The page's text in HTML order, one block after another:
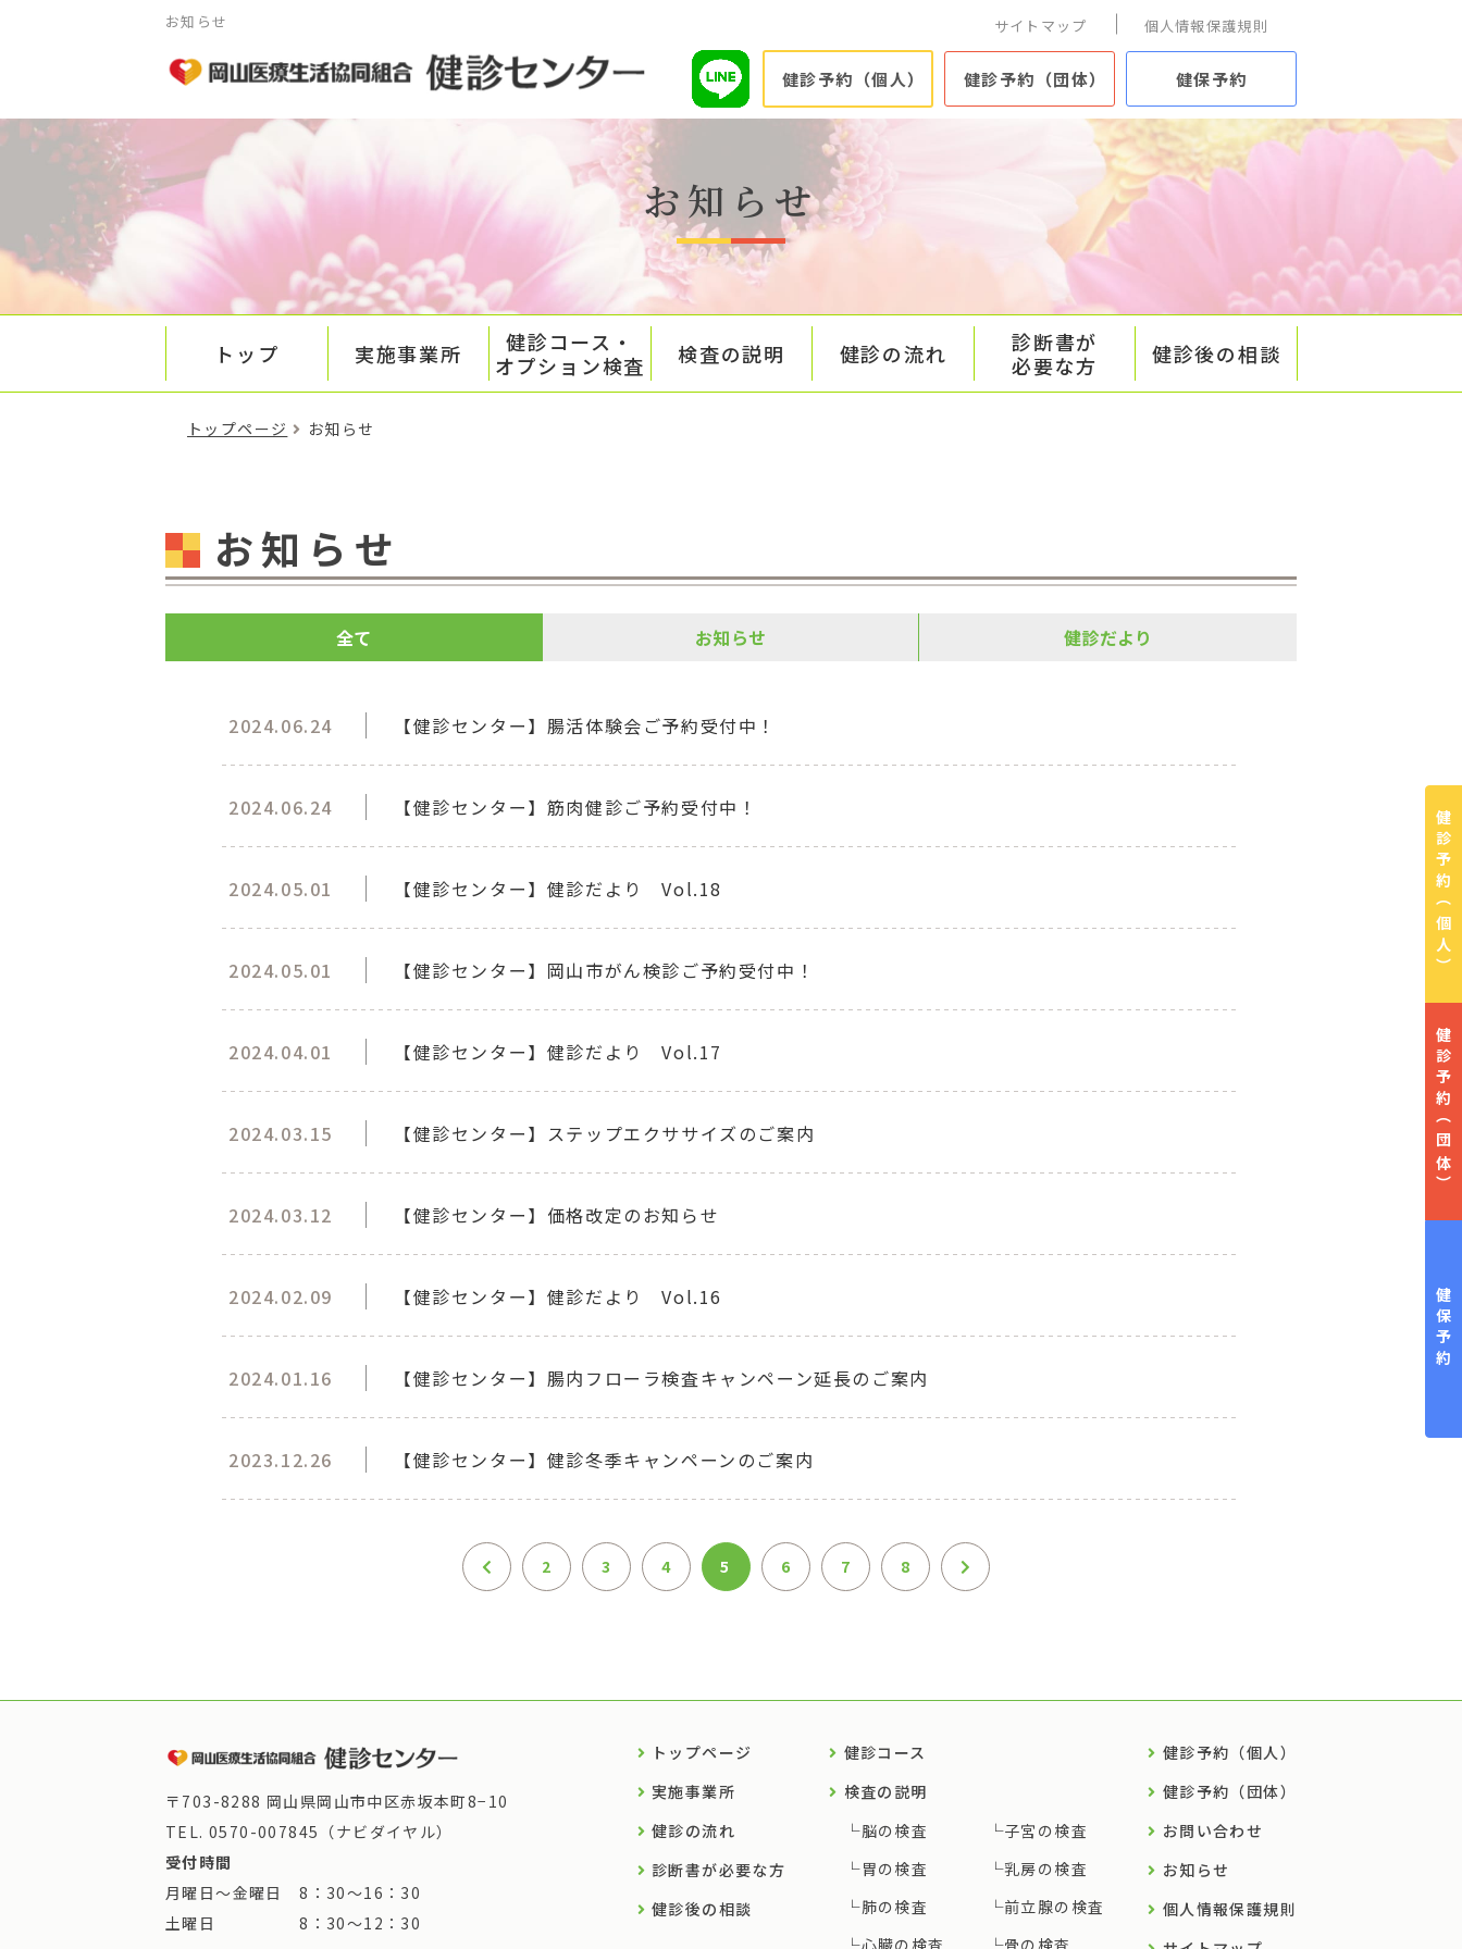
お知らせ サイトマップ 個人情報保護規則
健診予約（個人） 健診予約（団体） 健保予約
お知らせ
健診予約
（個人）
健診予約
（団体）
健保予約
トップ 実施事業所
健診コース・
オプション検査
検査の説明 健診の流れ
診断書が
必要な方
健診後の相談
トップページ お知らせ
お知らせ
全て お知らせ 健診だより
2024.06.24 【健診センター】腸活体験会ご予約受付中！
2024.06.24 【健診センター】筋肉健診ご予約受付中！
2024.05.01 【健診センター】健診だより Vol.18
2024.05.01 【健診センター】岡山市がん検診ご予約受付中！
2024.04.01 【健診センター】健診だより Vol.17
2024.03.15 【健診センター】ステップエクササイズのご案内
2024.03.12 【健診センター】価格改定のお知らせ
2024.02.09 【健診センター】健診だより Vol.16
2024.01.16 【健診センター】腸内フローラ検査キャンペーン延長のご案内
2023.12.26 【健診センター】健診冬季キャンペーンのご案内
2 3 4 5 6 7 8
〒703-8288 岡山県岡山市中区赤坂本町8−10
TEL. 0570-007845（ナビダイヤル）
受付時間
月曜日～金曜日 8：30～16：30
土曜日 8：30～12：30
トップページ
実施事業所
健診の流れ
診断書が必要な方
健診後の相談
健診コース
検査の説明
脳の検査
胃の検査
肺の検査
心臓の検査
子宮の検査
乳房の検査
前立腺の検査
骨の検査
健診予約（個人）
健診予約（団体）
お問い合わせ
お知らせ
個人情報保護規則